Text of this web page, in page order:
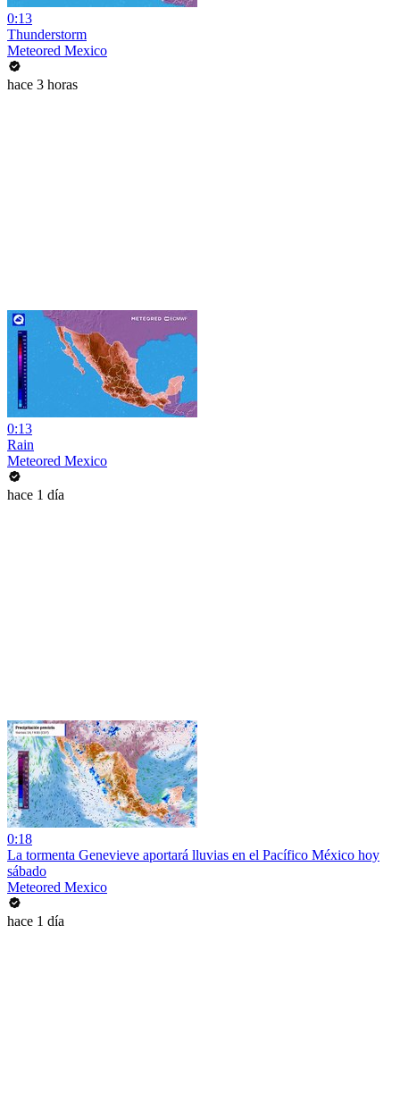
0:13
Thunderstorm
Meteored Mexico
hace 3 horas
0:13
Rain
Meteored Mexico
hace 1 día
0:18
La tormenta Genevieve aportará lluvias en el Pacífico México hoy
sábado
Meteored Mexico
hace 1 día